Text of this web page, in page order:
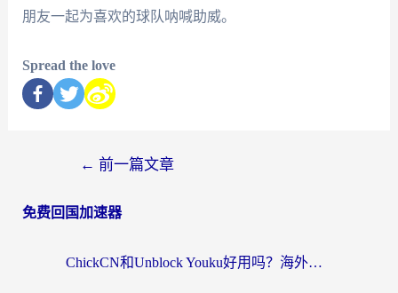
朋友一起为喜欢的球队呐喊助威。
Spread the love
← 前一篇文章
免费回国加速器
ChickCN和Unblock Youku好用吗？海外党亲测3款回国加速器，附iOS免费选择指南